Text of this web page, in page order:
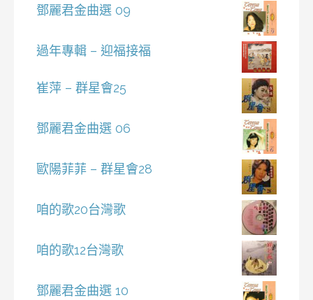
鄧麗君金曲選 09
過年專輯 – 迎福接福
崔萍 – 群星會25
鄧麗君金曲選 06
歐陽菲菲 – 群星會28
咱的歌20台灣歌
咱的歌12台灣歌
鄧麗君金曲選 10